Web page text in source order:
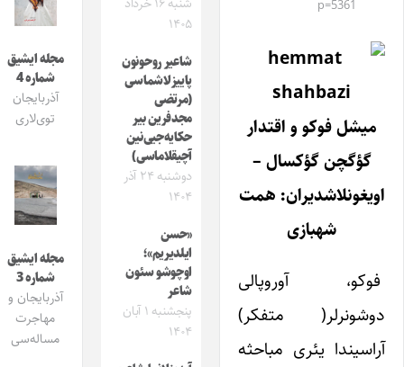
p=5361
میشل فوکو و اقتدار
گؤگچن گؤکسال–
اویغونلاشدیران: همت
شهبازی
فوکو، آوروپالی
دوشونرلر( متفکر)
آراسیندا یئری مباحثه
۱۴۰۵
شاعیر روحونون
پاییزلاشماسی
(مرتضی
مجدفرین بیر
حکایه‌جیی‌نین
آچیقلاماسی)
دوشنبه ۲۴ آذر
۱۴۰۴
«حسن
ایلدیریم»؛
اوچوشو سئون
شاعر
پنجشنبه ۱ آبان
۱۴۰۴
مجله ایشیق
شماره 4
آذربایجان
توی‌لاری
مجله ایشیق
شماره 3
آذربایجان و
مهاجرت
مساله‌سی